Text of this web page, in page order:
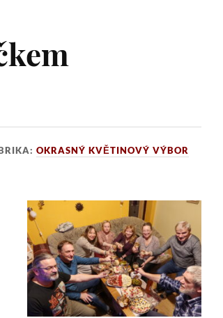
OKRASNÝ KVĚTINOVÝ VÝBOR